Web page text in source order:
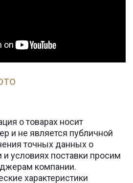
о товарах носит
и не является публичной
точных данных о
и условиях поставки просим
компании.
характеристики